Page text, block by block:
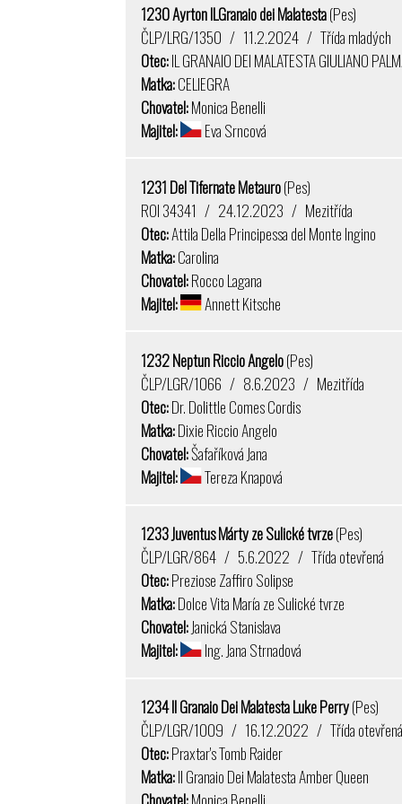
1230 Ayrton ILGranaio dei Malatesta(Pes)
ČLP/LRG/1350 / 11.2.2024 / Třída mladých
Otec:IL GRANAIO DEI MALATESTA GIULIANO
Matka:CELIEGRA
Chovatel:Monica Benelli
Majitel:
Eva Srncová
1231 Del Tifernate Metauro(Pes)
ROI 34341 / 24.12.2023 / Mezitřída
Otec:Attila Della Principessa del Monte Ingino
Matka:Carolina
Chovatel:Rocco Lagana
Majitel:
Annett Kitsche
1232 Neptun Riccio Angelo(Pes)
ČLP/LGR/1066 / 8.6.2023 / Mezitřída
Otec:Dr. Dolittle Comes Cordis
Matka:Dixie Riccio Angelo
Chovatel:Šafaříková Jana
Majitel:
Tereza Knapová
1233 Juventus Márty ze Sulické tvrze(Pes)
ČLP/LGR/864 / 5.6.2022 / Třída otevřená
Otec:Preziose Zaffiro Solipse
Matka:Dolce Vita María ze Sulické tvrze
Chovatel:Janická Stanislava
Majitel:
Ing. Jana Strnadová
1234 Il Granaio Dei Malatesta Luke Perry(Pes)
ČLP/LGR/1009 / 16.12.2022 / Třída
Otec:Praxtar's Tomb Raider
Matka:Il Granaio Dei Malatesta Amber Queen